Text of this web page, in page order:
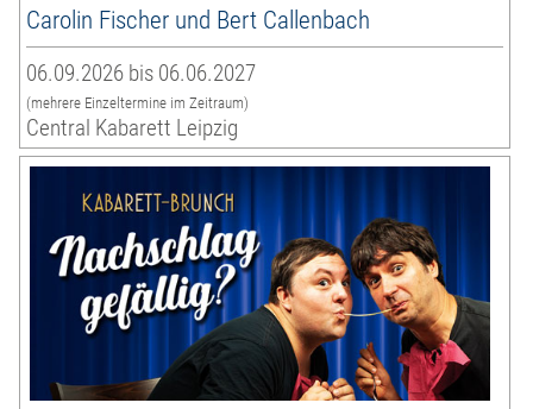
Carolin Fischer und Bert Callenbach
06.09.2026 bis 06.06.2027
(mehrere Einzeltermine im Zeitraum)
Central Kabarett Leipzig